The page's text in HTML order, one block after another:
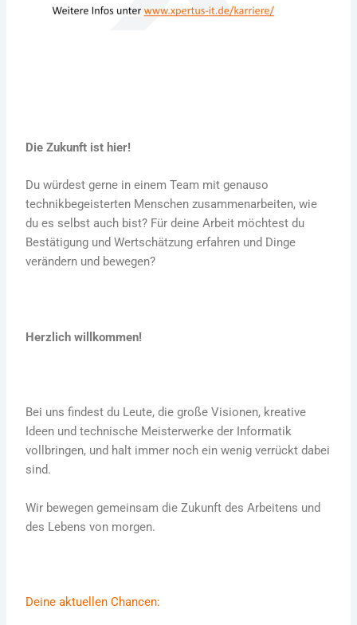
Die Zukunft ist hier!
Du würdest gerne in einem Team mit genauso
technikbegeisterten Menschen zusammenarbeiten, wie
du es selbst auch bist? Für deine Arbeit möchtest du
Bestätigung und Wertschätzung erfahren und Dinge
verändern und bewegen?
Herzlich willkommen!
Bei uns findest du Leute, die große Visionen, kreative
Ideen und technische Meisterwerke der Informatik
vollbringen, und halt immer noch ein wenig verrückt dabei
sind.
Wir bewegen gemeinsam die Zukunft des Arbeitens und
des Lebens von morgen.
Deine aktuellen Chancen: